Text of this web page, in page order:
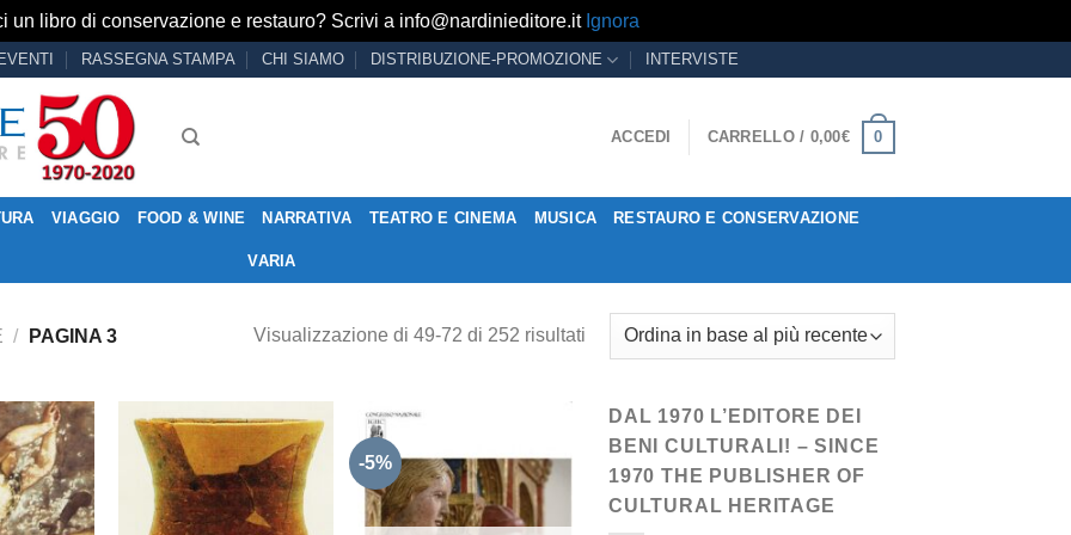
un libro di conservazione e restauro? Scrivi a info@nardinieditore.it Ignora
EVENTI RASSEGNA STAMPA CHI SIAMO DISTRIBUZIONE-PROMOZIONE INTERVISTE
ACCEDI CARRELLO / 0,00€ 0
VIAGGIO FOOD & WINE NARRATIVA TEATRO E CINEMA MUSICA RESTAURO E CONSERVAZIONE
VARIA
/ PAGINA 3 Visualizzazione di 49-72 di 252 risultati
Aggiungi
alla lista
Aggiungi
alla lista
-5%
Aggiungi
alla lista
DAL 1970 L’EDITORE DEI
BENI CULTURALI! – SINCE
1970 THE PUBLISHER OF
CULTURAL HERITAGE